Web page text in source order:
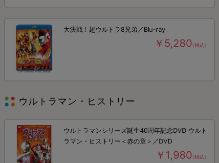
大決戦！超ウルトラ8兄弟／Blu-ray
￥5,280（税込）
ウルトラマン・ヒストリー
ウルトラマンシリーズ誕生40周年記念DVD ウルト
ラマン・ヒストリー＜赤の章＞／DVD
￥1,980（税込）